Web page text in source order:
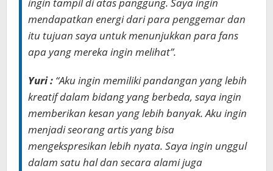
mendapatkan energi dari para penggemar dan
itu tujuan saya untuk menunjukkan para fans
apa yang mereka ingin melihat”.
Yuri : “Aku ingin memiliki pandangan yang lebih
kreatif dalam bidang yang berbeda, saya ingin
memberikan kesan yang lebih banyak. Aku ingin
menjadi seorang artis yang bisa
mengekspresikan lebih nyata. Saya ingin unggul
dalam satu hal dan secara alami juga